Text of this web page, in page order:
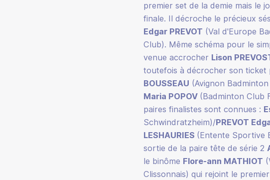
premier set de la demie mais le
finale. Il décroche le précieux
Edgar PREVOT (Val d'Europe
Club). Même schéma pour le
venue accrocher Lison
toutefois à décrocher son ticket
BOUSSEAU (Avignon
Maria POPOV (Badminton Club
paires finalistes sont connues :
Schwindratzheim)/PREVOT
LESHAURIES (Entente Sportive
sortie de la paire tête de série 2
le binôme Flore-ann MATHIOT
Clissonnais) qui rejoint le